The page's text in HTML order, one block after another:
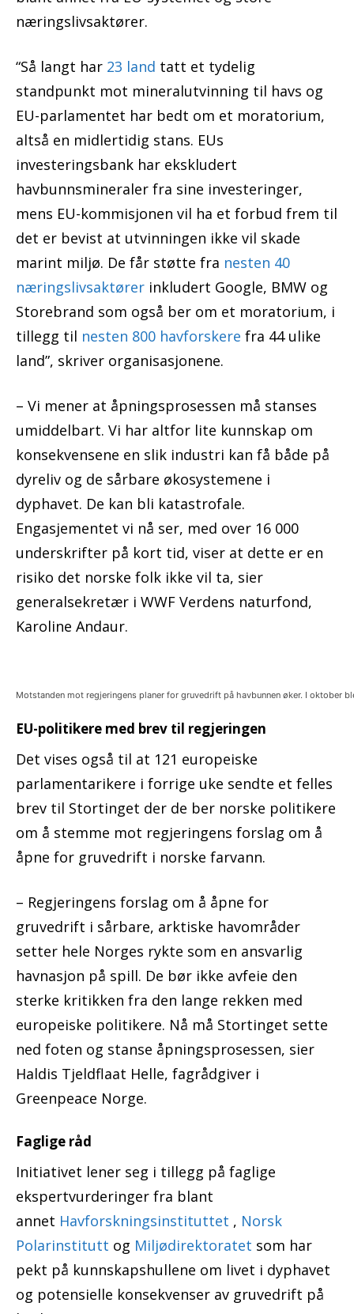
næringslivsaktører.
“Så langt har 23 land tatt et tydelig
standpunkt mot mineralutvinning til havs og
EU-parlamentet har bedt om et moratorium,
altså en midlertidig stans. EUs
investeringsbank har ekskludert
havbunnsmineraler fra sine investeringer,
mens EU-kommisjonen vil ha et forbud frem til
det er bevist at utvinningen ikke vil skade
marint miljø. De får støtte fra nesten 40
næringslivsaktører inkludert Google, BMW og
Storebrand som også ber om et moratorium, i
tillegg til nesten 800 havforskere fra 44 ulike
land”, skriver organisasjonene.
– Vi mener at åpningsprosessen må stanses
umiddelbart. Vi har altfor lite kunnskap om
konsekvensene en slik industri kan få både på
dyreliv og de sårbare økosystemene i
dyphavet. De kan bli katastrofale.
Engasjementet vi nå ser, med over 16 000
underskrifter på kort tid, viser at dette er en
risiko det norske folk ikke vil ta, sier
generalsekretær i WWF Verdens naturfond,
Karoline Andaur.
Motstanden mot regjeringens planer for gruvedrift på havbunnen øker. I oktober
EU-politikere med brev til regjeringen
Det vises også til at 121 europeiske
parlamentarikere i forrige uke sendte et felles
brev til Stortinget der de ber norske politikere
om å stemme mot regjeringens forslag om å
åpne for gruvedrift i norske farvann.
– Regjeringens forslag om å åpne for
gruvedrift i sårbare, arktiske havområder
setter hele Norges rykte som en ansvarlig
havnasjon på spill. De bør ikke avfeie den
sterke kritikken fra den lange rekken med
europeiske politikere. Nå må Stortinget sette
ned foten og stanse åpningsprosessen, sier
Haldis Tjeldflaat Helle, fagrådgiver i
Greenpeace Norge.
Faglige råd
Initiativet lener seg i tillegg på faglige
ekspertvurderinger fra blant
annet Havforskningsinstituttet , Norsk
Polarinstitutt og Miljødirektoratet som har
pekt på kunnskapshullene om livet i dyphavet
og potensielle konsekvenser av gruvedrift på